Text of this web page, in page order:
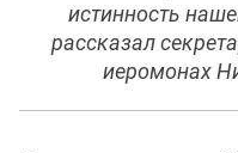
истинность
рассказал
иеромонах